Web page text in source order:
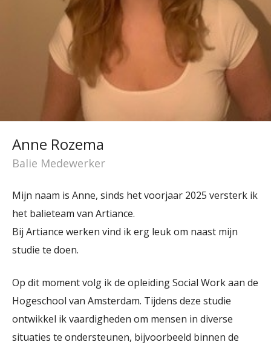
Anne Rozema
Balie Medewerker
Mijn naam is Anne, sinds het voorjaar 2025 versterk ik
het balieteam van Artiance.
Bij Artiance werken vind ik erg leuk om naast mijn
studie te doen.
Op dit moment volg ik de opleiding Social Work aan de
Hogeschool van Amsterdam. Tijdens deze studie
ontwikkel ik vaardigheden om mensen in diverse
situaties te ondersteunen, bijvoorbeeld binnen de